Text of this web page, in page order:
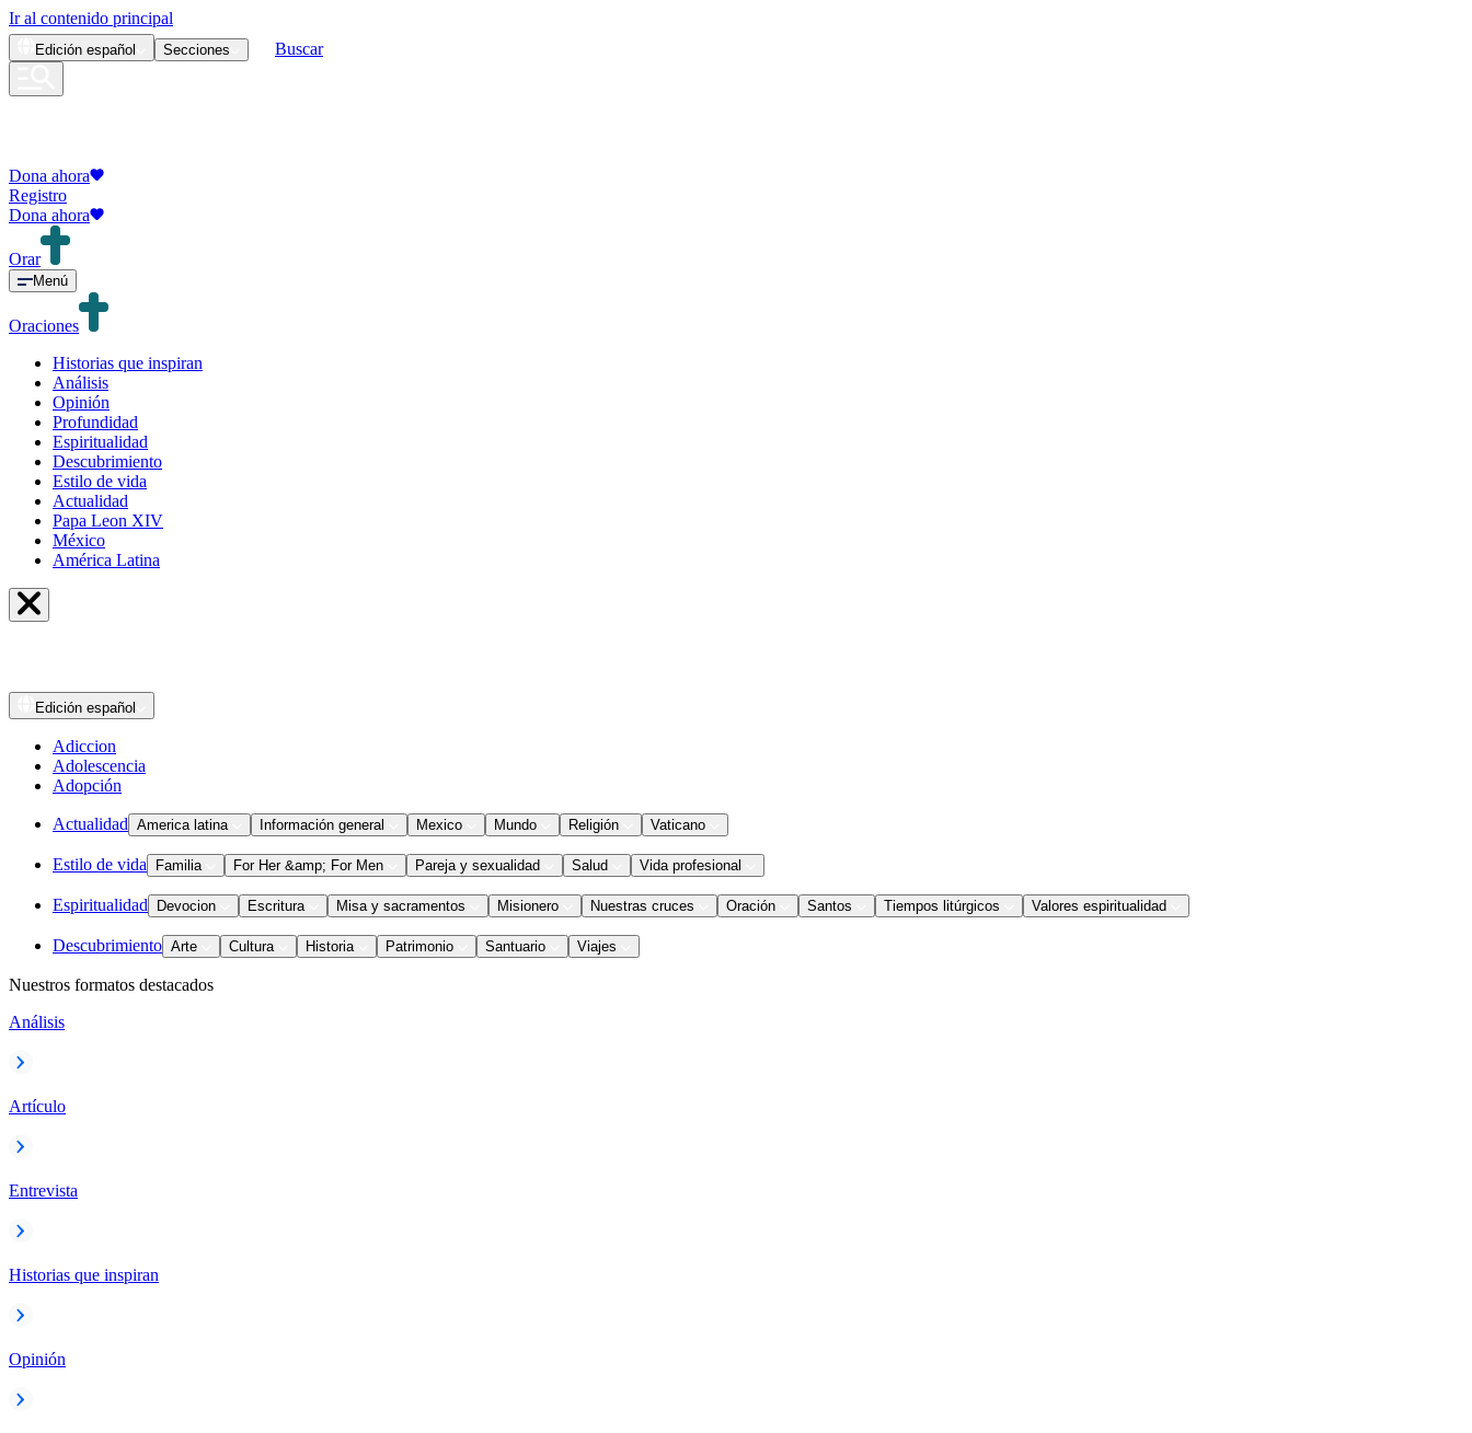
Ir al contenido principal
Edición español Secciones Buscar
Dona ahora
Registro
Dona ahora
Orar
Menú
Oraciones
Historias que inspiran
Análisis
Opinión
Profundidad
Espiritualidad
Descubrimiento
Estilo de vida
Actualidad
Papa Leon XIV
México
América Latina
Edición español
Adiccion
Adolescencia
Adopción
Actualidad America latina Información general Mexico Mundo Religión Vaticano
Estilo de vida Familia For Her &amp; For Men Pareja y sexualidad Salud Vida profesional
Espiritualidad Devocion Escritura Misa y sacramentos Misionero Nuestras cruces Oración Santos Tiempos litúrgicos Valores espiritualidad
Descubrimiento Arte Cultura Historia Patrimonio Santuario Viajes
Nuestros formatos destacados
Análisis
Artículo
Entrevista
Historias que inspiran
Opinión